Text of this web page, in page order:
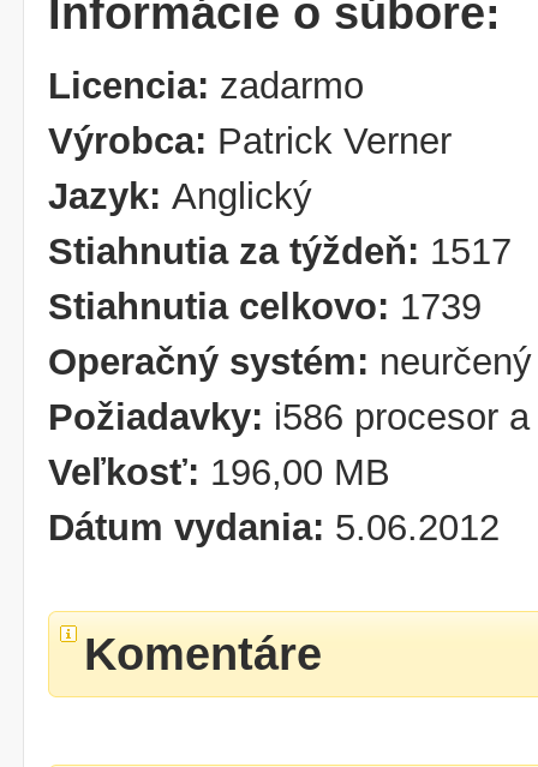
Informácie o súbore:
Licencia: zadarmo
Výrobca: Patrick Verner
Jazyk: Anglický
Stiahnutia za týždeň: 1517
Stiahnutia celkovo: 1739
Operačný systém: neurčený
Požiadavky: i586 procesor
Veľkosť: 196,00 MB
Dátum vydania: 5.06.2012
Komentáre